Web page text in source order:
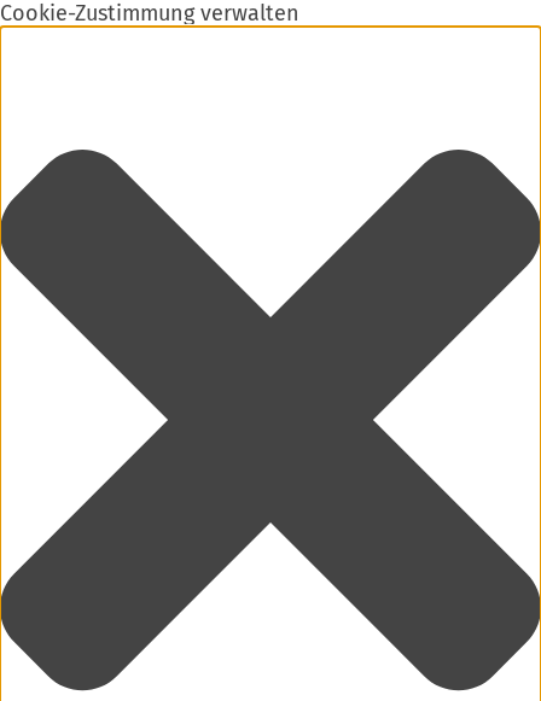
Cookie-Zustimmung verwalten